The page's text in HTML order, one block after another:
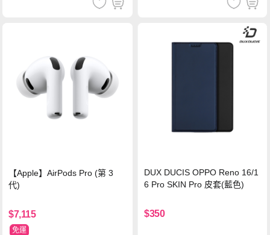
【Apple】AirPods Pro (第 3
代)
$7,115
免運
DUX DUCIS OPPO Reno 16/1
6 Pro SKIN Pro 皮套(藍色)
$350